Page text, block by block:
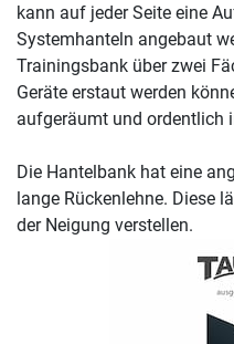
kann auf jeder Seite eine
Systemhanteln angebaut
Trainingsbank über zwei
Geräte erstaut werden
aufgeräumt und ordentlich
Die Hantelbank hat eine
lange Rückenlehne. Diese
der Neigung verstellen.